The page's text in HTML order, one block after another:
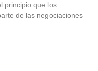
principio que los
de las negociaciones